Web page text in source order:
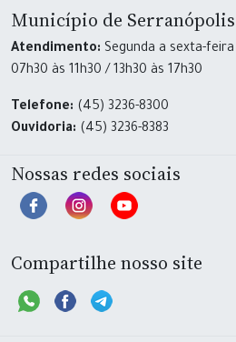
Município de
Atendimento: Segunda a sexta-
07h30 às 11h30 / 13h30 às 17h30
Telefone: (45) 3236-8300
Ouvidoria: (45) 3236-8383
Nossas redes sociais
Compartilhe nosso site